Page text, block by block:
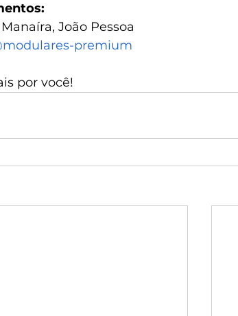
João Pessoa
@‌modulares-premium
por você!